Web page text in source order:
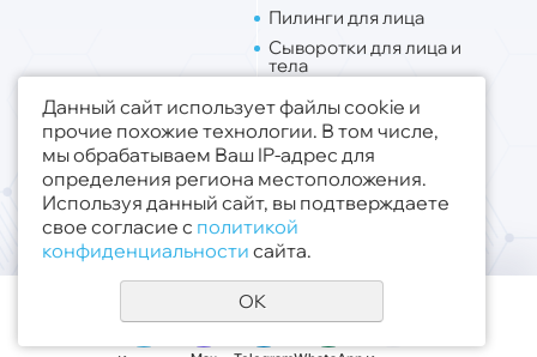
Пилинги для лица
Сыворотки для лица и
тела
Липо. для лица
Липо. для тела
Публичная оферта
Политика конфиденциальности
© 2019 - 2026 ООО «Медсфера Трейд»
Все права защищены
Данный сайт использует файлы cookie и
прочие похожие технологии. В том числе,
мы обрабатываем Ваш IP-адрес для
определения региона местоположения.
Используя данный сайт, вы подтверждаете
свое согласие с политикой
конфиденциальности сайта.
OK